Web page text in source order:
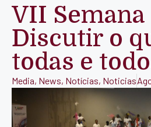
VII Semana
Discutir o
todas e
Media, News, Notícias, Noticias